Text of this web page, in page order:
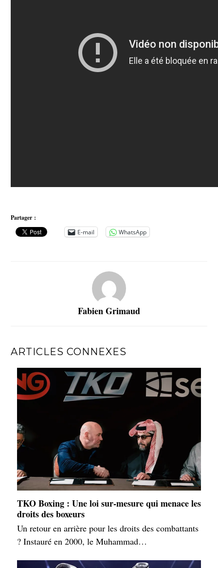
Partager :
E-mail
WhatsApp
Fabien Grimaud
ARTICLES CONNEXES
TKO Boxing : Une loi sur-mesure qui menace les
droits des boxeurs
Un retour en arrière pour les droits des combattants
? Instauré en 2000, le Muhammad…